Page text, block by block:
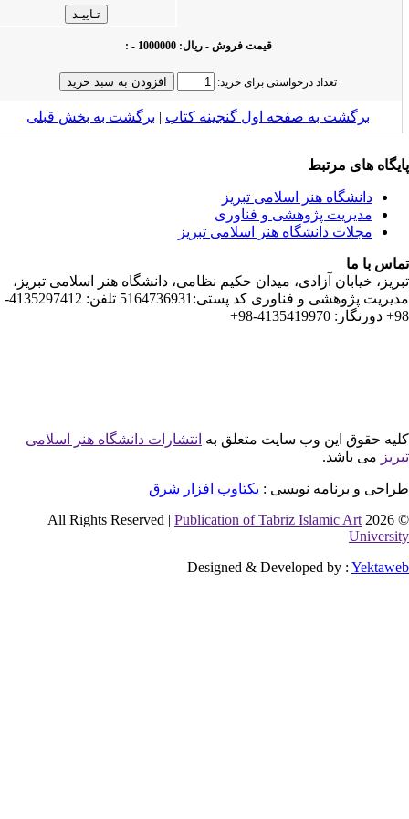
قیمت فروش - ریال: 1000000 - :
تعداد درخواستی برای خرید:
به صفحه اول گنجینه کتاب‌|برگشت به بخش قبلى
مرتبط
هنر اسلامی تبریز
پژوهشی و فناوری
دانشگاه هنر اسلامی تبریز
آزادی، میدان حکیم نظامی، دانشگاه هنر اسلامی تبریز،
مدیریت پژوهشی و فناوری کد پستی:5164736931 تلفن: 4135297412-
این وب سایت متعلق بهانتشارات دانشگاه هنر اسلامی
نویسی :یکتاوب افزار شرق
Publication of Tabriz Islamic
Designed & Developed